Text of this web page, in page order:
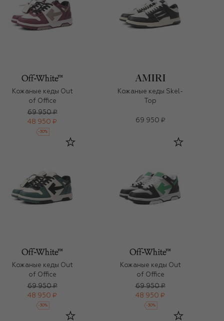
Кожаные кеды Out
of Office
69 950 ₽
48 950 ₽
-30%
Кожаные кеды Skel-
Top
69 950 ₽
Кожаные кеды Out
of Office
69 950 ₽
48 950 ₽
-30%
Кожаные кеды Out
of Office
69 950 ₽
48 950 ₽
-30%